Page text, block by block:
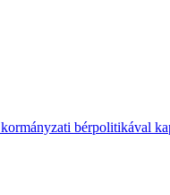
bérpolitikával